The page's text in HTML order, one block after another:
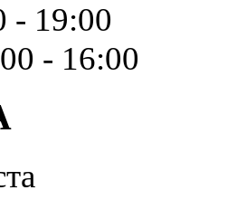
- 19:00
- 16:00